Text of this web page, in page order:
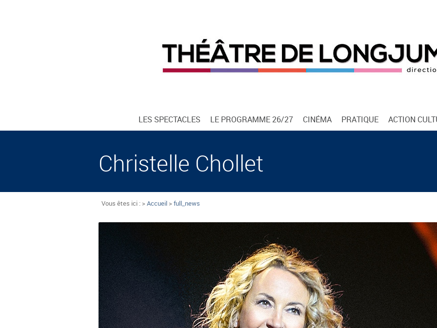
LES SPECTACLES LE PROGRAMME 26/27 CINÉMA PRATIQUE ACTION
Christelle Chollet
Vous êtes ici : >Accueil >full_news